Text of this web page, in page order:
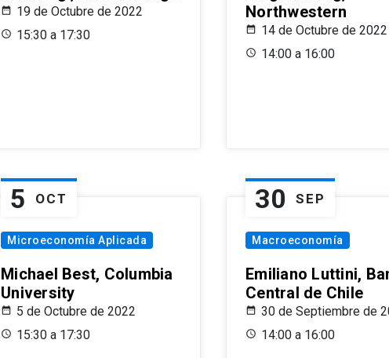
19 de Octubre de 2022
15:30 a 17:30
Northwestern
14 de Octubre de 2022
14:00 a 16:00
5 OCT
Microeconomía Aplicada
Michael Best, Columbia
University
5 de Octubre de 2022
15:30 a 17:30
30 SEP
Macroeconomía
Emiliano Luttini,
Central de Chile
30 de Septiembre de
14:00 a 16:00